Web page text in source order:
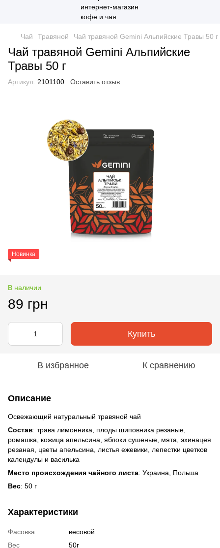
Чай Травяной Чай травяной Gemini Альпийские Травы 50 г
Чай травяной Gemini Альпийские
Травы 50 г
Артикул: 2101100 Оставить отзыв
Новинка
В наличии
89 грн
Купить
В избранное К сравнению
Описание
Освежающий натуральный травяной чай
Состав: трава лимонника, плоды шиповника резаные,
ромашка, кожица апельсина, яблоки сушеные, мята, эхинацея
резаная, цветы апельсина, листья ежевики, лепестки цветков
календулы и василька
Место происхождения чайного листа: Украина, Польша
Вес: 50 г
Характеристики
Фасовка
весовой
Вес
50г